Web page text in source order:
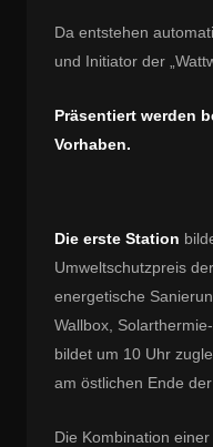
Da entstehen
und Initiator der
Präsentiert werden
Vorhaben.
Die erste Station
Umweltschutzpreis
energetische
Wallbox,
bildet um 10 Uhr
am östlichen Ende
Die Kombination